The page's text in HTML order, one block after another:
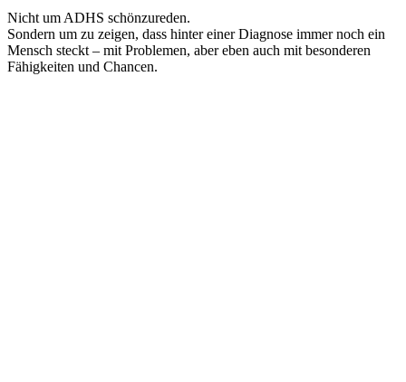
Nicht um ADHS schönzureden.
Sondern um zu zeigen, dass hinter einer Diagnose immer noch ein
Mensch steckt – mit Problemen, aber eben auch mit besonderen
Fähigkeiten und Chancen.